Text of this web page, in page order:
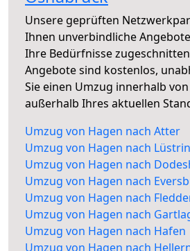
Unsere geprüften
Ihnen unverbindliche
Ihre Bedürfnisse
Angebote sind kostenlos,
Sie einen Umzug innerhalb
außerhalb Ihres aktuellen
Umzug von Hagen nach Atter
Umzug von Hagen nach
Umzug von Hagen nach
Umzug von Hagen nach
Umzug von Hagen nach
Umzug von Hagen nach
Umzug von Hagen nach Hafen
Umzug von Hagen nach